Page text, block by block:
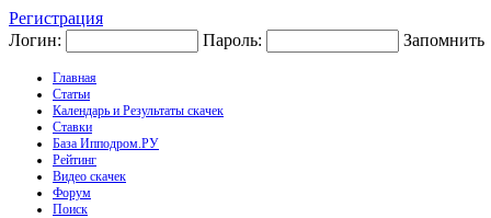
Регистрация
Логин:
Пароль: Запомнить
Главная
Статьи
Календарь и Результаты скачек
Ставки
База Ипподром.РУ
Рейтинг
Видео скачек
Форум
Поиск